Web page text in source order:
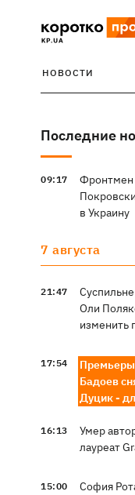
НОВОСТИ
Последние
09:17
Фронтмен
в Украину
7 августа
21:47
Оли
изменить
17:54
Бадоев
Дуцик -
16:13
Умер
лауреат
15:00
София